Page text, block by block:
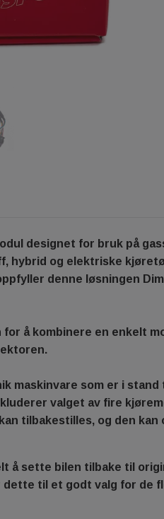
designet for bruk på
hybrid og elektriske
denne løsningen
å kombinere en enkelt
maskinvare som er i
valget av fire
tilbakestilles, og den
å sette bilen tilbake til
dette til et godt valg for de